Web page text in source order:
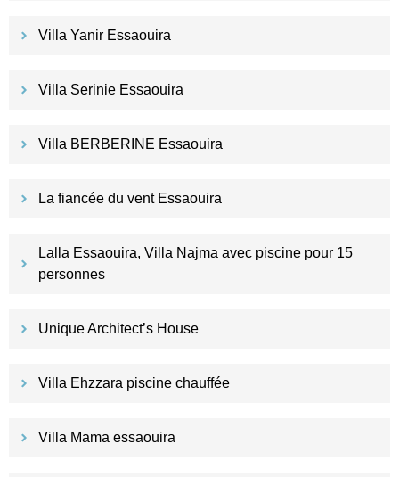
Villa Yanir Essaouira
Villa Serinie Essaouira
Villa BERBERINE Essaouira
La fiancée du vent Essaouira
Lalla Essaouira, Villa Najma avec piscine pour 15
personnes
Unique Architect’s House
Villa Ehzzara piscine chauffée
Villa Mama essaouira